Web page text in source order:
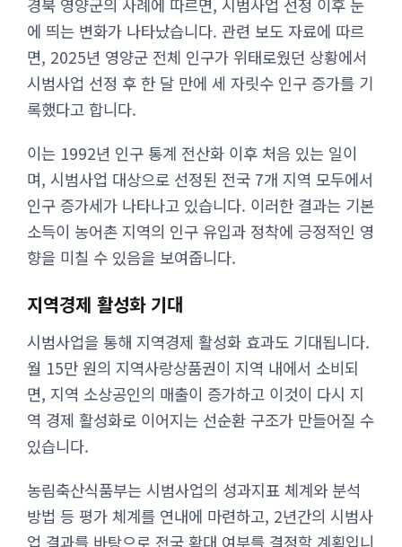
경북 영양군의 사례에 따르면, 시범사업 선정 이후 눈
에 띄는 변화가 나타났습니다. 관련 보도 자료에 따르
면, 2025년 영양군 전체 인구가 위태로웠던 상황에서
시범사업 선정 후 한 달 만에 세 자릿수 인구 증가를 기
록했다고 합니다.
이는 1992년 인구 통계 전산화 이후 처음 있는 일이
며, 시범사업 대상으로 선정된 전국 7개 지역 모두에서
인구 증가세가 나타나고 있습니다. 이러한 결과는 기본
소득이 농어촌 지역의 인구 유입과 정착에 긍정적인 영
향을 미칠 수 있음을 보여줍니다.
지역경제 활성화 기대
시범사업을 통해 지역경제 활성화 효과도 기대됩니다.
월 15만 원의 지역사랑상품권이 지역 내에서 소비되
면, 지역 소상공인의 매출이 증가하고 이것이 다시 지
역 경제 활성화로 이어지는 선순환 구조가 만들어질 수
있습니다.
농림축산식품부는 시범사업의 성과지표 체계와 분석
방법 등 평가 체계를 연내에 마련하고, 2년간의 시범사
업 결과를 바탕으로 전국 확대 여부를 결정할 계획입니